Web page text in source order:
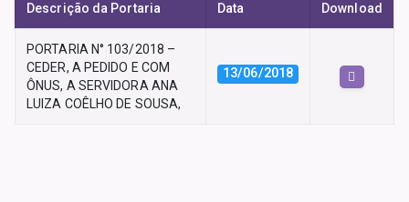
Descrição da Portaria Data Download
PORTARIA N° 103/2018 –
CEDER, A PEDIDO E COM
ÔNUS, A SERVIDORA ANA
LUIZA COÊLHO DE SOUSA,
13/06/2018